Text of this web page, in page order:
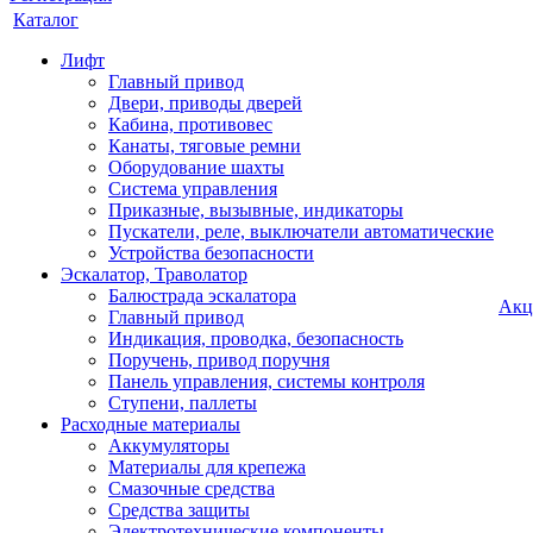
Каталог
Лифт
Главный привод
Двери, приводы дверей
Кабина, противовес
Канаты, тяговые ремни
Оборудование шахты
Система управления
Приказные, вызывные, индикаторы
Пускатели, реле, выключатели автоматические
Устройства безопасности
Эскалатор, Траволатор
Балюстрада эскалатора
Главный привод
Индикация, проводка, безопасность
Поручень, привод поручня
Панель управления, системы контроля
Ступени, паллеты
Расходные материалы
Аккумуляторы
Материалы для крепежа
Смазочные средства
Средства защиты